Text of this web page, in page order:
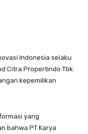
Indonesia selaku
Citra Propertindo Tbk.
kepemilikan
yang
bahwa PT Karya